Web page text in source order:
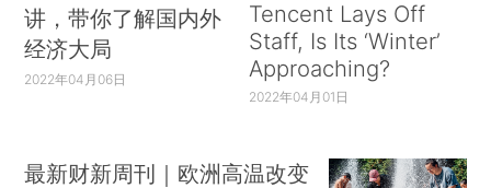
讲，带你了解国内外
经济大局
2022年04月06日
Tencent Lays Off
Staff, Is Its ‘Winter’
Approaching?
2022年04月01日
最新财新周刊｜欧洲高温改变